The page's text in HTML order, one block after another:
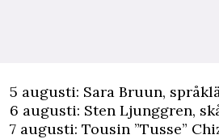
5 augusti: Sara Bruun,
6 augusti: Sten Ljunggren,
7 augusti: Tousin ”Tusse”